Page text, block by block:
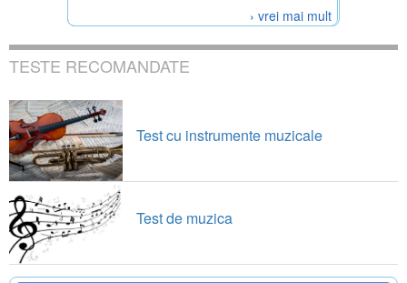
› vrei mai mult
TESTE RECOMANDATE
Test cu instrumente muzicale
Test de muzica